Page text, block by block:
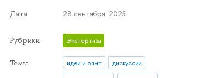
Дата 28 сентября 2025
Рубрики Экспертиза
Темы идеи и опыт
дискуссии